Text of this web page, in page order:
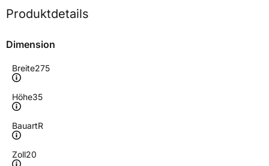
Produktdetails
Dimension
Breite275
Höhe35
BauartR
Zoll20